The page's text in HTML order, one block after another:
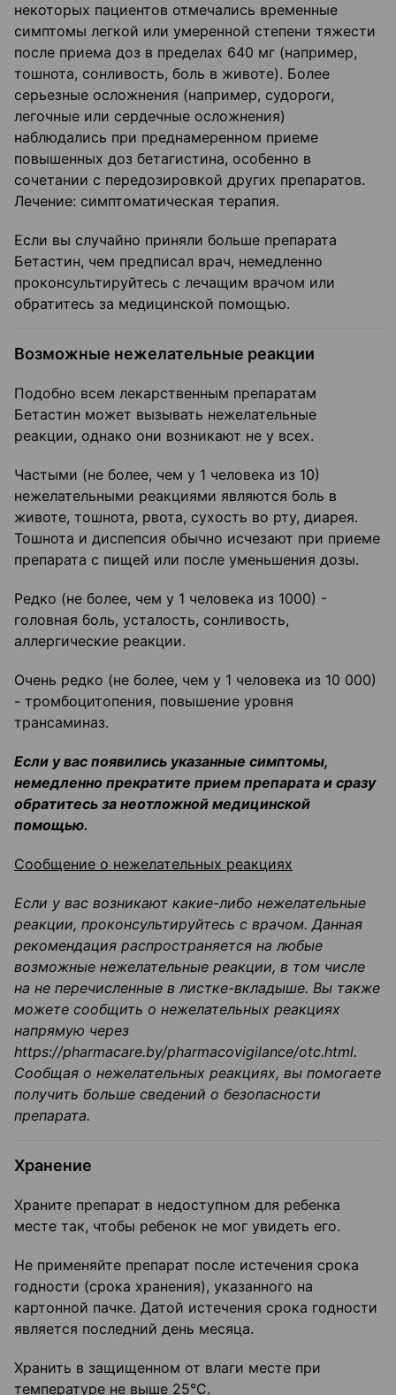
некоторых пациентов отмечались временные
симптомы легкой или умеренной степени тяжести
после приема доз в пределах 640 мг (например,
тошнота, сонливость, боль в животе). Более
серьезные осложнения (например, судороги,
легочные или сердечные осложнения)
наблюдались при преднамеренном приеме
повышенных доз бетагистина, особенно в
сочетании с передозировкой других препаратов.
Лечение: симптоматическая терапия.
Если вы случайно приняли больше препарата
Бетастин, чем предписал врач, немедленно
проконсультируйтесь с лечащим врачом или
обратитесь за медицинской помощью.
Возможные нежелательные реакции
Подобно всем лекарственным препаратам
Бетастин может вызывать нежелательные
реакции, однако они возникают не у всех.
Частыми (не более, чем у 1 человека из 10)
нежелательными реакциями являются боль в
животе, тошнота, рвота, сухость во рту, диарея.
Тошнота и диспепсия обычно исчезают при приеме
препарата с пищей или после уменьшения дозы.
Редко (не более, чем у 1 человека из 1000) -
головная боль, усталость, сонливость,
аллергические реакции.
Очень редко (не более, чем у 1 человека из 10 000)
- тромбоцитопения, повышение уровня
трансаминаз.
Если у вас появились указанные симптомы,
немедленно прекратите прием препарата и сразу
обратитесь за неотложной медицинской
помощью.
Сообщение о нежелательных реакциях
Если у вас возникают какие-либо нежелательные
реакции, проконсультируйтесь с врачом. Данная
рекомендация распространяется на любые
возможные нежелательные реакции, в том числе
на не перечисленные в листке-вкладыше. Вы также
можете сообщить о нежелательных реакциях
напрямую через
https://pharmacare.by/pharmacovigilance/otc.html.
Сообщая о нежелательных реакциях, вы помогаете
получить больше сведений о безопасности
препарата.
Хранение
Храните препарат в недоступном для ребенка
месте так, чтобы ребенок не мог увидеть его.
Не применяйте препарат после истечения срока
годности (срока хранения), указанного на
картонной пачке. Датой истечения срока годности
является последний день месяца.
Хранить в защищенном от влаги месте при
температуре не выше 25°С.